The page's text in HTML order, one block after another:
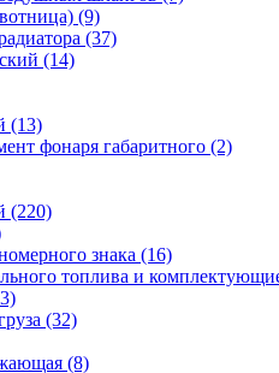
(9)
(37)
(14)
(13)
фонаря габаритного (2)
(220)
знака (16)
топлива и
(32)
(8)